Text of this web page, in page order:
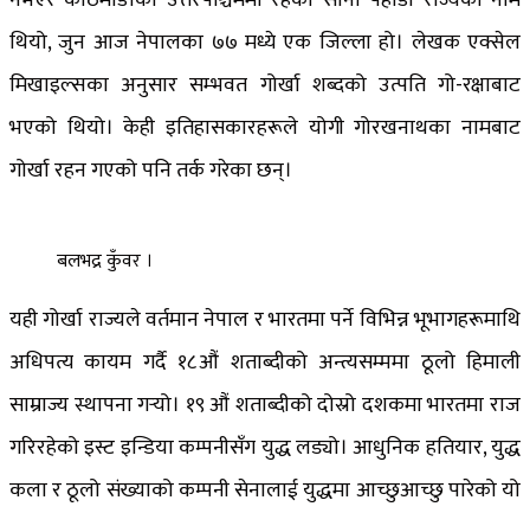
थियो, जुन आज नेपालका ७७ मध्ये एक जिल्ला हो। लेखक एक्सेल
मिखाइल्सका अनुसार सम्भवत गोर्खा शब्दको उत्पति गो-रक्षाबाट
भएको थियो। केही इतिहासकारहरूले योगी गोरखनाथका नामबाट
गोर्खा रहन गएको पनि तर्क गरेका छन्।
बलभद्र कुँवर ।
यही गोर्खा राज्यले वर्तमान नेपाल र भारतमा पर्ने विभिन्न भूभागहरूमाथि
अधिपत्य कायम गर्दै १८औं शताब्दीको अन्त्यसम्ममा ठूलो हिमाली
साम्राज्य स्थापना गर्‍यो। १९ औं शताब्दीको दोस्रो दशकमा भारतमा राज
गरिरहेको इस्ट इन्डिया कम्पनीसँग युद्ध लड्यो। आधुनिक हतियार, युद्ध
कला र ठूलो संख्याको कम्पनी सेनालाई युद्धमा आच्छुआच्छु पारेको यो